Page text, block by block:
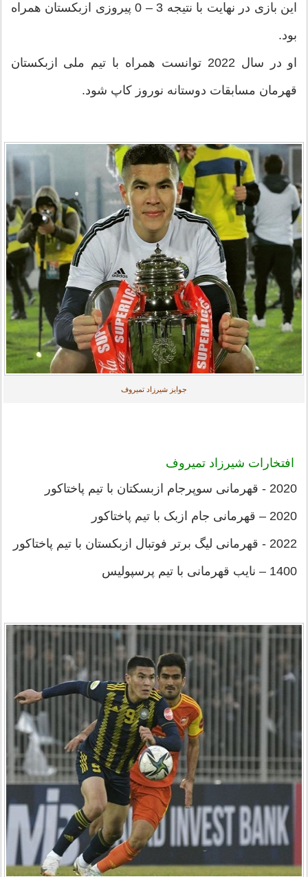
این بازی در نهایت با نتیجه 3 – 0 پیروزی ازبکستان همراه
بود.
او در سال 2022 توانست همراه با تیم ملی ازبکستان
قهرمان مسابقات دوستانه نوروز کاپ شود.
جوایز شیرزاد تمیروف
افتخارات شیرزاد تمیروف
2020 - قهرمانی سوپرجام ازبسکتان با تیم پاختاکور
2020 – قهرمانی جام ازبک با تیم پاختاکور
2022 - قهرمانی لیگ برتر فوتبال ازبکستان با تیم پاختاکور
1400 – نایب قهرمانی با تیم پرسپولیس